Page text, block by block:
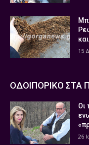
15
ΟΔΟΙΠΟΡΙΚΟ ΣΤΑ
Οι
26